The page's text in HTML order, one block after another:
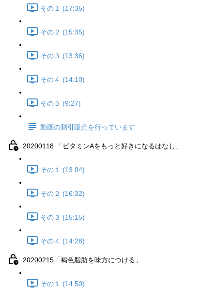
その１ (17:35)
その２ (15:35)
その３ (13:36)
その４ (14:10)
その５ (9:27)
動画の割引販売を行っています
20200118 「ビタミンAをもっと好きになるはなし」
その１ (13:04)
その２ (16:32)
その３ (15:15)
その４ (14:28)
20200215「褐色脂肪を味方につける」
その１ (14:50)